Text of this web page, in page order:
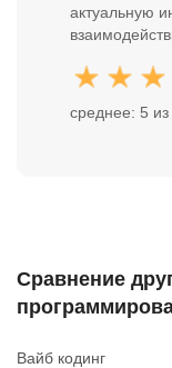
актуальную
среднее: 5 из
Сравнение
Вайб кодинг